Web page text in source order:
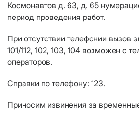
Космонавтов д. 63, д. 65
период проведения работ.
При отсутствии телефонии вызов
101/112, 102, 103, 104 возможен с
операторов.
Справки по телефону: 123.
Приносим извинения за